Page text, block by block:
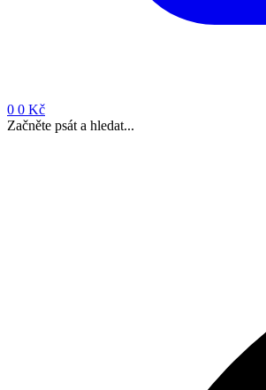
0 0 Kč
Začněte psát a hledat...